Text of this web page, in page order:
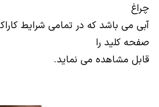
چراغ
آبی می باشد که در تمامی شرایط
صفحه کلید را
قابل مشاهده می نماید.